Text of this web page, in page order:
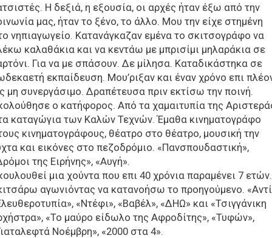
Η δεξιά, η εξουσία, οι αρχές ήταν έξω από την
μας, ήταν το ξένο, το άλλο. Μου την είχε στημένη
νηπιαγωγείο. Κατανάγκαζαν εμένα το σκιτσογράφο να
καλαθάκια και να κεντάω με μπρισίμι μηλαράκια σε
Για να με σπάσουν. Δε μίλησα. Καταδικάστηκα σε
εκπαίδευση. Μου’ριξαν και έναν χρόνο επι
μη συνεργάσιμο. Δραπέτευσα πριν εκτίσω την ποινή.
ο κατήφορος. Από τα χαμαιτυπία της
καταγώγια των Καλών Τεχνών. Έμαθα κινηματογράφο
κινηματογράφους, θέατρο στο θέατρο, μουσική την
και εικόνες στο πεζοδρόμιο. «Πανσπουδαστική»,
της Ειρήνης», «Αυγή».
μια χούντα που επι 40 χρόνια παραμένει 7 ετών.
αγωνιόντας να κατανοήσω το προηγούμενο.
«Ντέφι», «Βαβέλ», «ΔΗΩ» και «Τσιγγάνικη
«Το μαύρο είδωλο της Αφροδίτης», «Τυφών»,
Νοέμβρη», «2000 στα 4».